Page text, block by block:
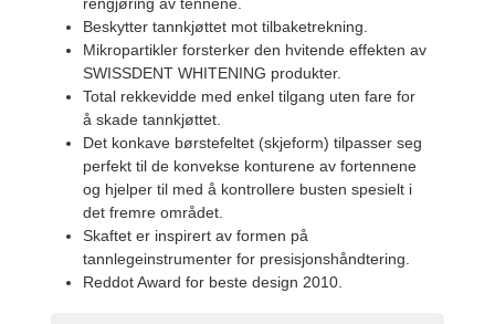
rengjøring av tennene.
Beskytter tannkjøttet mot tilbaketrekning.
Mikropartikler forsterker den hvitende effekten av
SWISSDENT WHITENING produkter.
Total rekkevidde med enkel tilgang uten fare for
å skade tannkjøttet.
Det konkave børstefeltet (skjeform) tilpasser seg
perfekt til de konvekse konturene av fortennene
og hjelper til med å kontrollere busten spesielt i
det fremre området.
Skaftet er inspirert av formen på
tannlegeinstrumenter for presisjonshåndtering.
Reddot Award for beste design 2010.